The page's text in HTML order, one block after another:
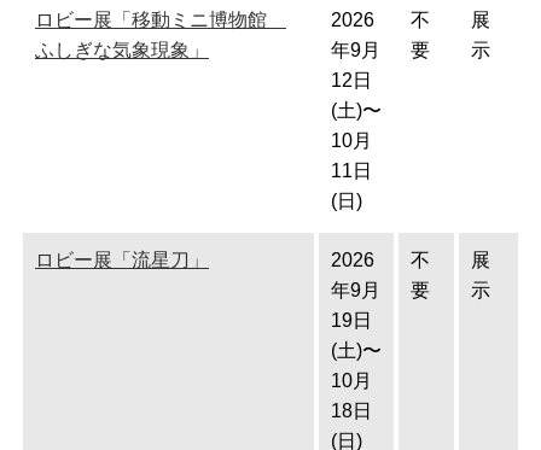
ロビー展「移動ミニ博物館
ふしぎな気象現象」
2026
年9月
12日
(土)〜
10月
11日
(日)
不
要
展
示
ロビー展「流星刀」
2026
年9月
19日
(土)〜
10月
18日
(日)
不
要
展
示